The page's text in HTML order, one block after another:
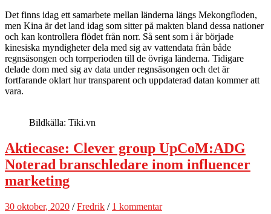
Det finns idag ett samarbete mellan länderna längs Mekongfloden,
men Kina är det land idag som sitter på makten bland dessa nationer
och kan kontrollera flödet från norr. Så sent som i år började
kinesiska myndigheter dela med sig av vattendata från både
regnsäsongen och torrperioden till de övriga länderna. Tidigare
delade dom med sig av data under regnsäsongen och det är
fortfarande oklart hur transparent och uppdaterad datan kommer att
vara.
Bildkälla: Tiki.vn
Aktiecase: Clever group UpCoM:ADG
Noterad branschledare inom influencer
marketing
30 oktober, 2020 /Fredrik / 1 kommentar